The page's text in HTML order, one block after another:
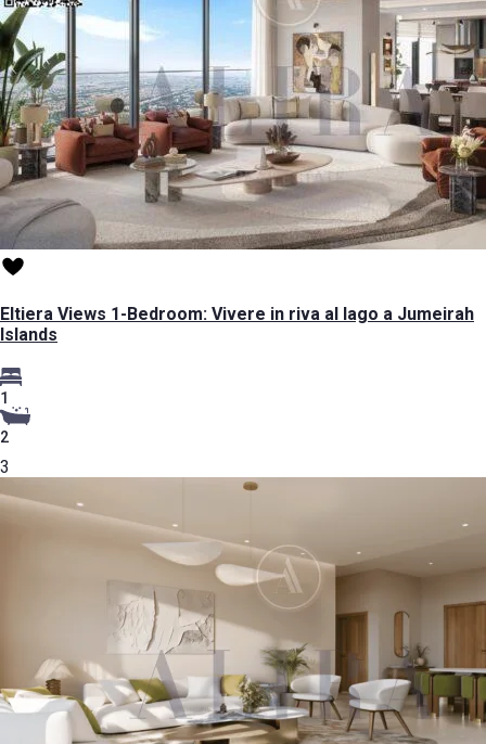
Eltiera Views 1-Bedroom: Vivere in riva al lago a Jumeirah
Islands
1
2
3